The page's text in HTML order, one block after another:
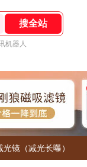
机器人
光镜（减光长曝）